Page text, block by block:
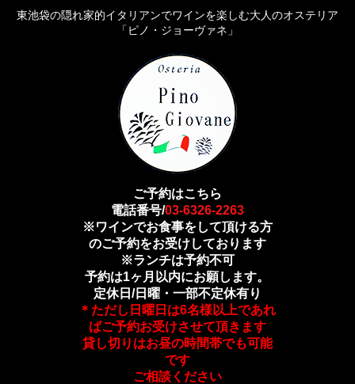
東池袋の隠れ家的イタリアンでワインを楽しむ大人のオステリア
「ピノ・ジョーヴァネ」
ご予約はこちら
電話番号/03-6326-2263
※ワインでお食事をして頂ける方
のご予約をお受けしております
※ランチは予約不可
予約は1ヶ月以内にお願します。
定休日/日曜・一部不定休有り
＊ただし日曜日は6名様以上であれ
ばご予約お受けさせて頂きます
貸し切りはお昼の時間帯でも可能
です
ご相談ください